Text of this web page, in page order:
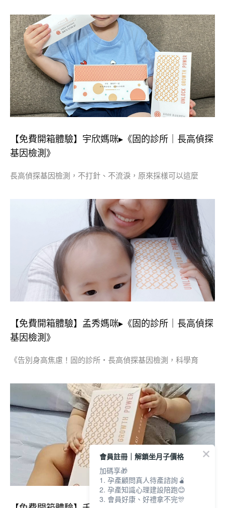
【免費開箱體驗】宇欣媽咪▸《固的診所｜長高偵探
基因檢測》
長高偵探基因檢測，不打針、不流淚，原來採樣可以這麼
【免費開箱體驗】孟秀媽咪▸《固的診所｜長高偵探
基因檢測》
《告別身高焦慮！固的診所・長高偵探基因檢測，科學育
會員註冊｜解鎖坐月子價格
加碼享🎁
1. 孕產顧問真人待產諮詢🫄
2. 孕產知識心理建設陪跑😊
3. 會員好康、好禮拿不完🎊